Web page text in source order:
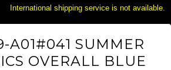
International shipping service is not available.
A01#041 SUMMER
OVERALL BLUE